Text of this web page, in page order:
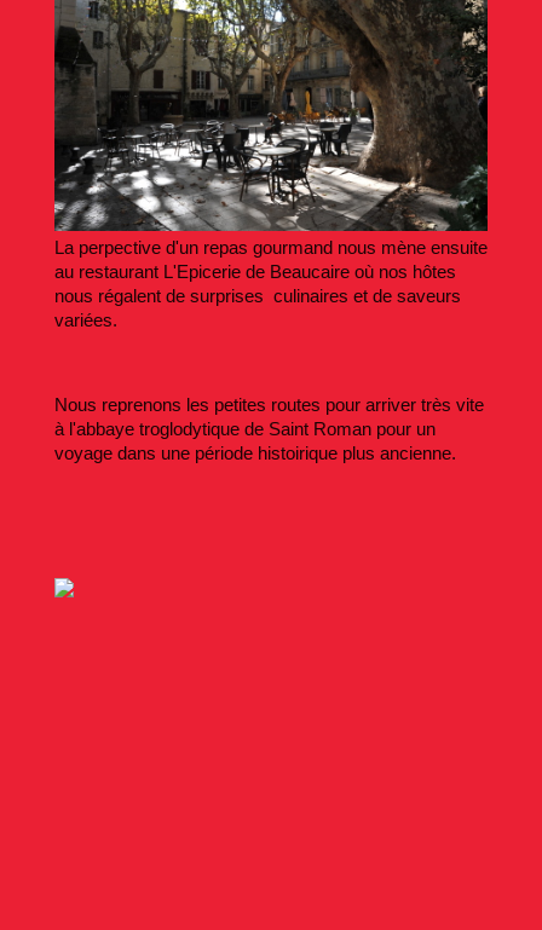
La perpective d'un repas gourmand nous mène ensuite
au restaurant L'Epicerie de Beaucaire où nos hôtes
nous régalent de surprises culinaires et de saveurs
variées.
Nous reprenons les petites routes pour arriver très vite
à l'abbaye troglodytique de Saint Roman pour un
voyage dans une période histoirique plus ancienne.